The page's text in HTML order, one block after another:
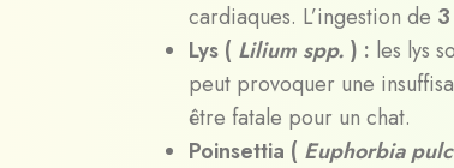
cardiaques. L’ingestion de
Lys ( Lilium spp. ) : les lys
peut provoquer une
être fatale pour un chat.
Poinsettia ( Euphorbia